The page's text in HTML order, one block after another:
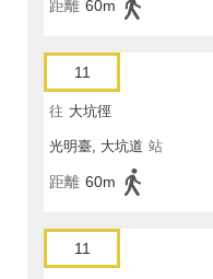
距離 60m
11
往 大坑徑
光明臺, 大坑道 站
距離 60m
11